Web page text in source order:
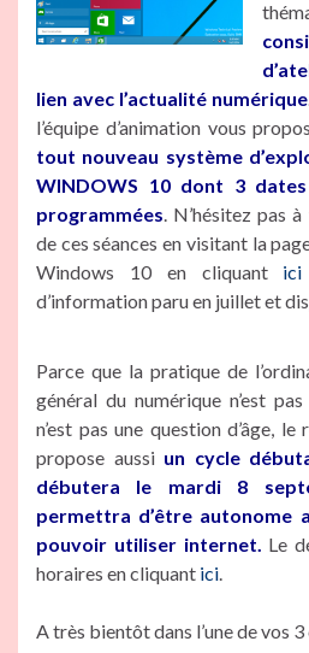
lien avec l’actualité numérique
l’équipe d’animation vous
tout nouveau système
WINDOWS 10 dont 3
programmées. N’hésitez pas
de ces séances en visitant la
Windows 10 en cliquant ici
d’information paru en juillet et
Parce que la pratique de
général du numérique n’est
n’est pas une question d’âge,
propose aussi un cycle
débutera le mardi 8
permettra d’être autonome
pouvoir utiliser internet. Le
horaires en cliquant ici.
A très bientôt dans l’une de vos